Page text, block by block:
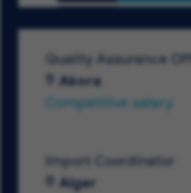
Quality Assurance
Akora
Competitive salary
Import Coordinator
Alger